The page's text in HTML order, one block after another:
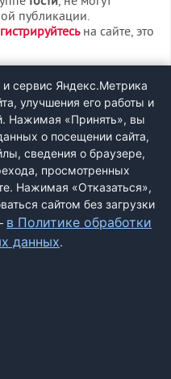
публикации.
на сайте, это
сервис Яндекс.Метрика
улучшения его работы и
Нажимая «Принять», вы
о посещении сайта,
сведения о браузере,
просмотренных
Нажимая «Отказаться»,
сайтом без загрузки
в Политике обработки
данных.